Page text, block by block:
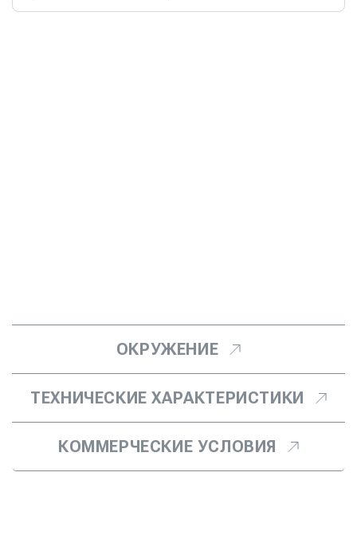
ОКРУЖЕНИЕ
ТЕХНИЧЕСКИЕ ХАРАКТЕРИСТИКИ
КОММЕРЧЕСКИЕ УСЛОВИЯ